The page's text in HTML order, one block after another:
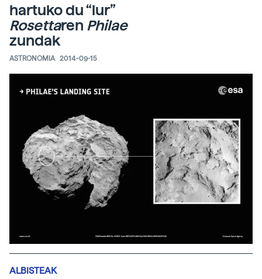
hartuko du “lur”
Rosettaren Philae
zundak
ASTRONOMIA 2014-09-15
ALBISTEAK